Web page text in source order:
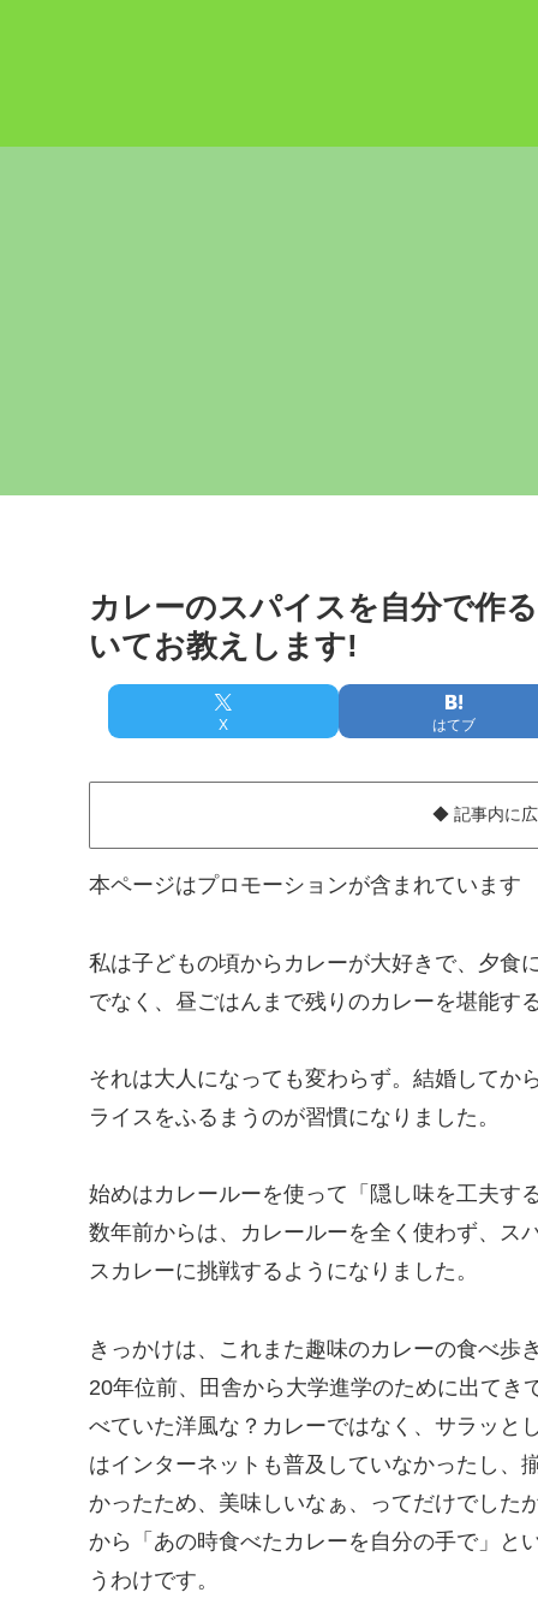
カレーのスパイスを自分で作
いてお教えします!
X はてブ
◆ 記事内に
本ページはプロモーションが含まれています
私は子どもの頃からカレーが大好きで、夕食
でなく、昼ごはんまで残りのカレーを堪能す
それは大人になっても変わらず。結婚してか
ライスをふるまうのが習慣になりました。
始めはカレールーを使って「隠し味を工夫す
数年前からは、カレールーを全く使わず、ス
スカレーに挑戦するようになりました。
きっかけは、これまた趣味のカレーの食べ歩
20年位前、田舎から大学進学のために出て
べていた洋風な？カレーではなく、サラッと
はインターネットも普及していなかったし、
かったため、美味しいなぁ、ってだけでした
から「あの時食べたカレーを自分の手で」と
うわけです。